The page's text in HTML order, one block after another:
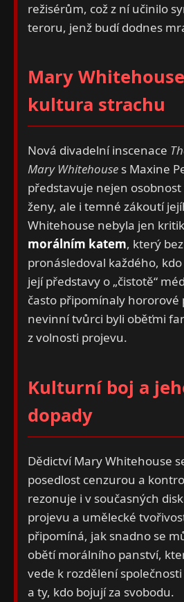
režisérům, což z ní učinilo
teroru, jenž budí dodnes
Mary
kultura strachu
Nová divadelní inscenace
Mary Whitehouse s Maxine
představuje nejen
ženy, ale i temné zákoutí
Whitehouse nebyla jen
morálním katem, který
pronásledoval každého,
její představy o „čistotě“
často připomínaly hororové
nevinní tvůrci byli oběťmi
z volnosti projevu.
Kulturní boj a
dopady
Dědictví Mary Whitehouse
posedlost cenzurou a
rezonuje i v současných
projevu a umělecké
připomíná, jak snadno se
obětí morálního panství,
vede k rozdělení
a ty, kdo bojují za svobodu.